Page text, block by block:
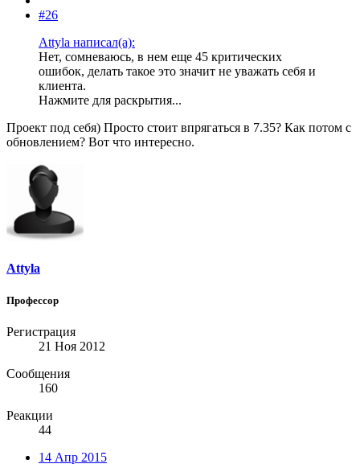
#26
Attyla написал(а):
Нет, сомневаюсь, в нем еще 45 критических
ошибок, делать такое это значит не уважать себя и
клиента.
Нажмите для раскрытия...
Проект под себя) Просто стоит впрягаться в 7.35? Как потом с
обновлением? Вот что интересно.
Attyla
Профессор
Регистрация
21 Ноя 2012
Сообщения
160
Реакции
44
14 Апр 2015